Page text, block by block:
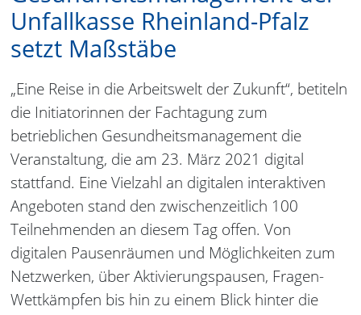
Unfallkasse Rheinland-Pfalz
setzt Maßstäbe
„Eine Reise in die Arbeitswelt der Zukunft“, betiteln
die Initiatorinnen der Fachtagung zum
betrieblichen Gesundheitsmanagement die
Veranstaltung, die am 23. März 2021 digital
stattfand. Eine Vielzahl an digitalen interaktiven
Angeboten stand den zwischenzeitlich 100
Teilnehmenden an diesem Tag offen. Von
digitalen Pausenräumen und Möglichkeiten zum
Netzwerken, über Aktivierungspausen, Fragen-
Wettkämpfen bis hin zu einem Blick hinter die